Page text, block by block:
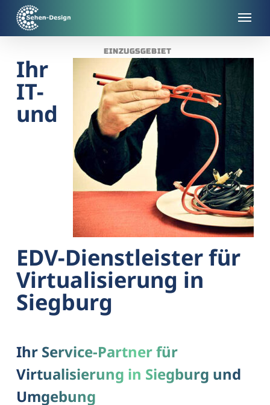
main
EINZUGSGEBIET
Ihr
IT-
und
EDV-Dienstleister für
Virtualisierung in
Siegburg
Ihr Service-Partner für
Virtualisierung in Siegburg und
Umgebung